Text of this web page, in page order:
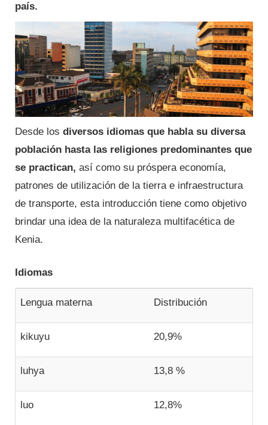
país.
Desde los diversos idiomas que habla su diversa
población hasta las religiones predominantes que
se practican, así como su próspera economía,
patrones de utilización de la tierra e infraestructura
de transporte, esta introducción tiene como objetivo
brindar una idea de la naturaleza multifacética de
Kenia.
Idiomas
Lengua materna Distribución
kikuyu 20,9%
luhya 13,8 %
luo 12,8%